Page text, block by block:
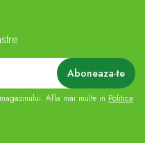
Afla mai multe in Politica